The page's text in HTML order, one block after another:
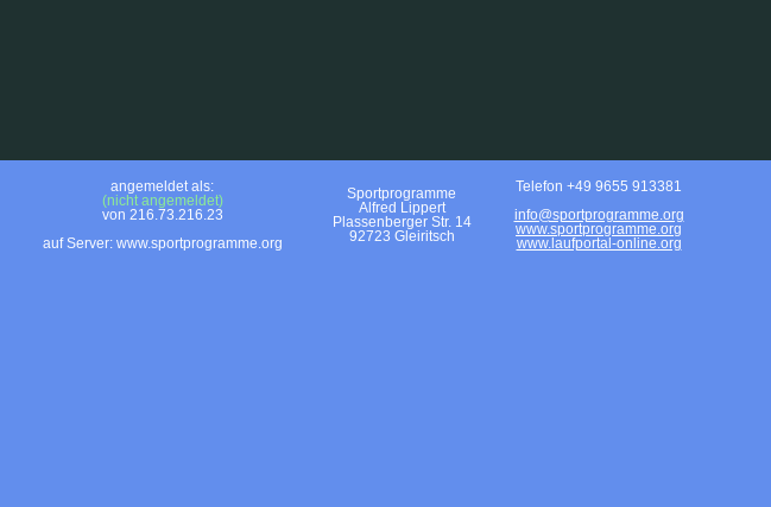
angemeldet als:
(nicht angemeldet)
von 216.73.216.23
auf Server: www.sportprogramme.org
Sportprogramme
Alfred Lippert
Plassenberger Str. 14
92723 Gleiritsch
Telefon +49 9655 913381
info@sportprogramme.org
www.sportprogramme.org
www.laufportal-online.org